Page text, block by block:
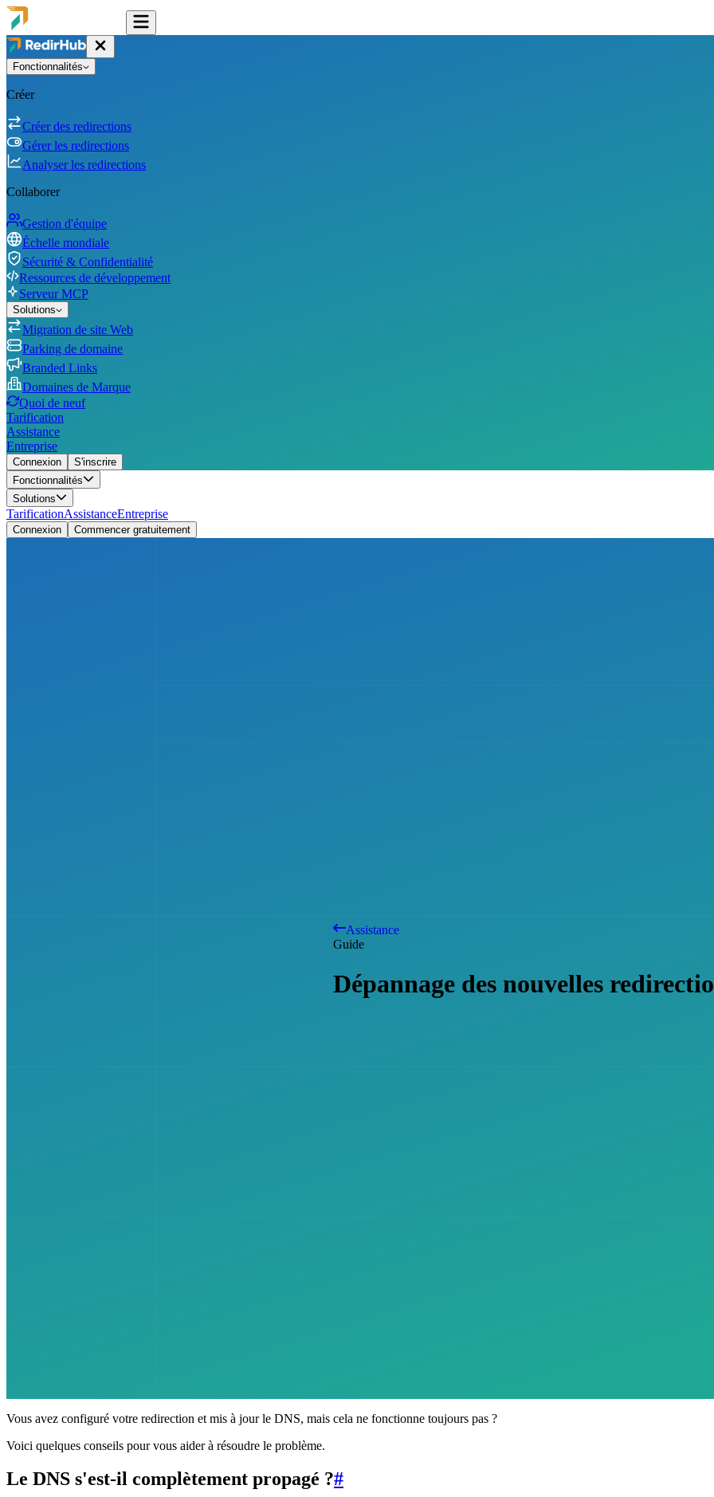
Fonctionnalités
Créer
Créer des redirections
Gérer les redirections
Analyser les redirections
Collaborer
Gestion d'équipe
Échelle mondiale
Sécurité & Confidentialité
Ressources de développement
Serveur MCP
Solutions
Migration de site Web
Parking de domaine
Branded Links
Domaines de Marque
Quoi de neuf
Tarification
Assistance
Entreprise
Connexion
S'inscrire
Fonctionnalités
Solutions
TarificationAssistanceEntreprise
Connexion Commencer gratuitement
Assistance
Guide
Dépannage des nouvelles
Vous avez configuré votre redirection et mis à jour le DNS, mais cela ne fonctionne toujours pas ?
Voici quelques conseils pour vous aider à résoudre le problème.
Le DNS s'est-il complètement propagé ?#